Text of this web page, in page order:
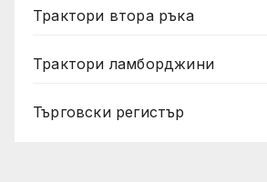
Трактори втора ръка
Трактори ламборджини
Търговски регистър